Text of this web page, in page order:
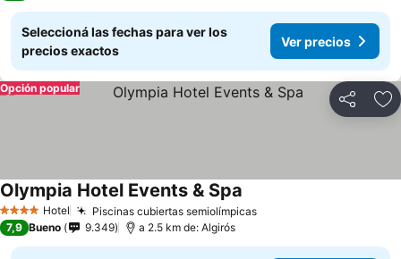
Seleccioná las fechas para ver los
precios exactos
Ver precios
Compartir
Opción popular
4 EstrellasHotel Piscinas cubiertas semiolímpicasVer precios
Olympia Hotel Events & Spa
7,9 Bueno 9.349 a 2.5 km de: Algirós